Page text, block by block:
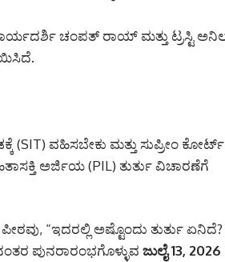
ಚಂಪತ್ ರಾಯ್ ಮತ್ತು ಟ್ರಸ್ಟಿ
ವಹಿಸಬೇಕು ಮತ್ತು ಸುಪ್ರೀಂ ಕೋರ್ಟ್
ಅರ್ಜಿಯ (PIL) ತುರ್ತು ವಿಚಾರಣೆಗೆ
“ಇದರಲ್ಲಿ ಅಷ್ಟೊಂದು ತುರ್ತು ಏನಿದೆ?
ಪುನರಾರಂಭಗೊಳ್ಳುವ ಜುಲೈ 13, 2026